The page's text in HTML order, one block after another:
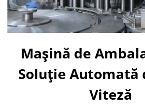
Mașină de
Soluție Automată
Viteză